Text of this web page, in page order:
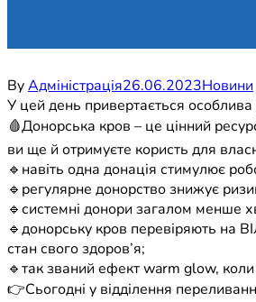
ByАдміністрація26.06.2023Новини
У цей день привертається особлива
🩸Донорська кров – це цінний
ви ще й отримуєте користь для
🔹навіть одна донація стимулює
🔹регулярне донорство знижує
🔹системні донори загалом менше
🔹донорську кров перевіряють на
стан свого здоров’я;
🔹так званий ефект warm glow,
👉Сьогодні у відділення